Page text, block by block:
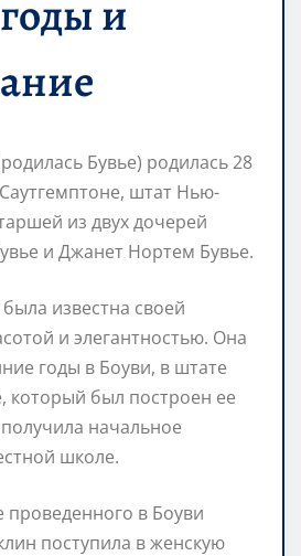
и
Бувье) родилась 28
штат Нью-
из двух дочерей
и Джанет Нортем Бувье.
известна своей
и элегантностью. Она
годы в Боуви, в штате
который был построен ее
начальное
школе.
проведенного в Боуви
поступила в женскую